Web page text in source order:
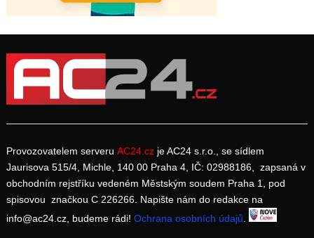
Provozovatelem serveru AC24.cz je AC24 s.r.o., se sídlem
Jaurisova 515/4, Michle, 140 00 Praha 4, IČ: 02988186, zapsaná v
obchodním rejstříku vedeném Městským soudem Praha 1, pod
spisovou značkou C 226266. Napište nám do redakce na
info@ac24.cz, budeme rádi! Ochrana osobních údajů